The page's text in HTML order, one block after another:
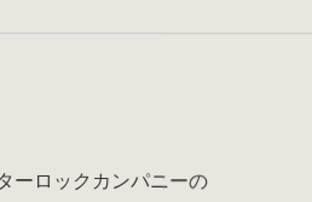
ーロックカンパニーの